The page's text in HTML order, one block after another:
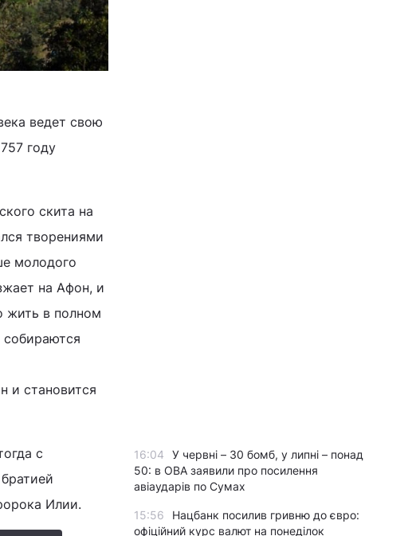
ведет свою
году
скита на
творениями
молодого
на Афон, и
жить в полном
собираются
и становится
с
Илии.
16:04
У червні – 30 бомб, у липні – понад
50: в ОВА заявили про посилення
авіаударів по Сумах
15:56
Нацбанк посилив гривню до євро:
офіційний курс валют на понеділок